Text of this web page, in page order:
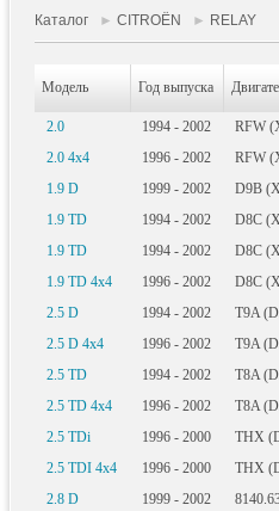
Каталог ► CITROËN ► RELAY
Модель Год выпуска
2.0 1994 - 2002 RFW
2.0 4x4 1996 - 2002 RFW
1.9 D 1999 - 2002 D9B
1.9 TD 1994 - 2002 D8C
1.9 TD 1994 - 2002 D8C
1.9 TD 4x4 1996 - 2002 D8C
2.5 D 1994 - 2002 T9A
2.5 D 4x4 1996 - 2002 T9A
2.5 TD 1994 - 2002 T8A
2.5 TD 4x4 1996 - 2002 T8A
2.5 TDi 1996 - 2000 THX
2.5 TDI 4x4 1996 - 2000 THX
2.8 D 1999 - 2002